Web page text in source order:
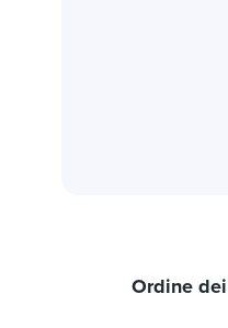
Ordine